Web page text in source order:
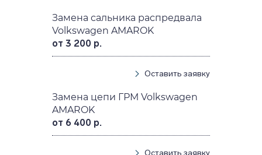
Замена сальника распредвала
Volkswagen AMAROK
от 3 200 р.
Оставить заявку
Замена цепи ГРМ Volkswagen
AMAROK
от 6 400 р.
Оставить заявку